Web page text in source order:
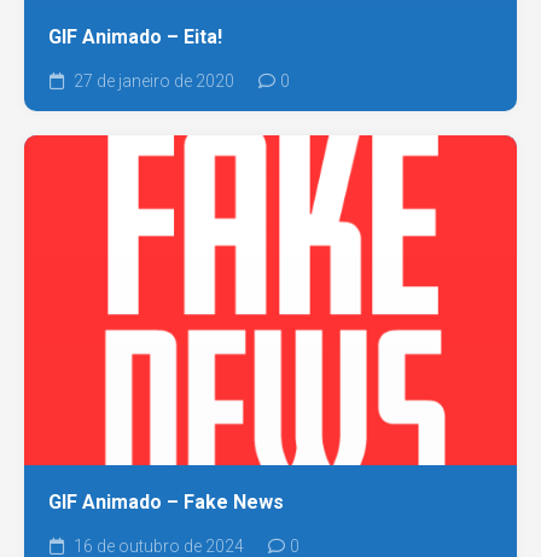
GIF Animado – Eita!
27 de janeiro de 2020 0
GIF Animado – Fake News
16 de outubro de 2024 0